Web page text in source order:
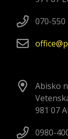
070-550
office
Abisko
981 07
0980-